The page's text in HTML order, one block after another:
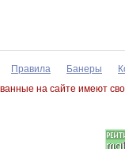
Правила Банеры
на сайте имеют